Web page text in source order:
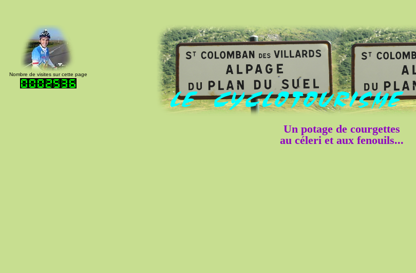
Nombre de visites sur cette page
Un potage de courgettes
au céleri et aux fenouils...